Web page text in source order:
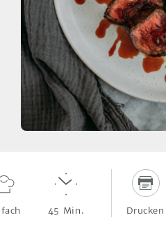
45 Min. Drucken